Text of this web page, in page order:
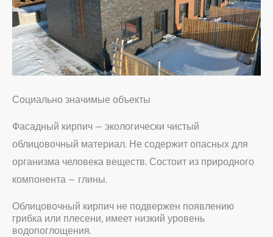
Социально значимые объекты
Фасадный кирпич — экологически чистый
облицовочный материал. Не содержит опасных для
организма человека веществ. Состоит из природного
компонента — глины.
Облицовочный кирпич не подвержен появлению
грибка или плесени, имеет низкий уровень
водопоглощения.